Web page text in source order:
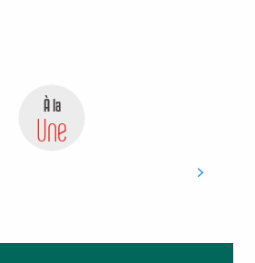
À la
Une